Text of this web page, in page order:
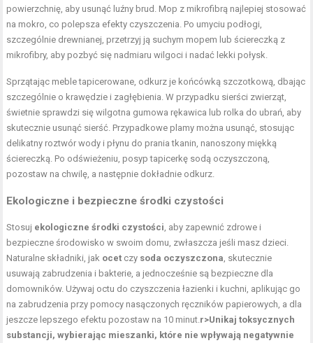
powierzchnię, aby usunąć luźny brud. Mop z mikrofibrą najlepiej stosować
na mokro, co polepsza efekty czyszczenia. Po umyciu podłogi,
szczególnie drewnianej, przetrzyj ją suchym mopem lub ściereczką z
mikrofibry, aby pozbyć się nadmiaru wilgoci i nadać lekki połysk.
Sprzątając meble tapicerowane, odkurz je końcówką szczotkową, dbając
szczególnie o krawędzie i zagłębienia. W przypadku sierści zwierząt,
świetnie sprawdzi się wilgotna gumowa rękawica lub rolka do ubrań, aby
skutecznie usunąć sierść. Przypadkowe plamy można usunąć, stosując
delikatny roztwór wody i płynu do prania tkanin, nanoszony miękką
ściereczką. Po odświeżeniu, posyp tapicerkę sodą oczyszczoną,
pozostaw na chwilę, a następnie dokładnie odkurz.
Ekologiczne i bezpieczne środki czystości
Stosuj ekologiczne środki czystości, aby zapewnić zdrowe i
bezpieczne środowisko w swoim domu, zwłaszcza jeśli masz dzieci.
Naturalne składniki, jak ocet czy soda oczyszczona, skutecznie
usuwają zabrudzenia i bakterie, a jednocześnie są bezpieczne dla
domowników. Używaj octu do czyszczenia łazienki i kuchni, aplikując go
na zabrudzenia przy pomocy nasączonych ręczników papierowych, a dla
jeszcze lepszego efektu pozostaw na 10 minut.r>Unikaj toksycznych
substancji, wybierając mieszanki, które nie wpływają negatywnie